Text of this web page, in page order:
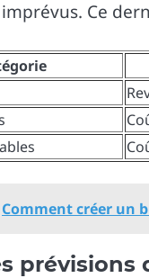
Ce
Comment créer un
prévisions